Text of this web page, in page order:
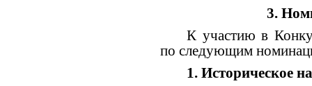
3.
К участию в
по следующим
1. Историческое